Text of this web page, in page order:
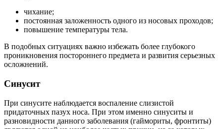
чихание;
постоянная заложенность одного из носовых проходов;
повышение температуры тела.
В подобных ситуациях важно избежать более глубокого
проникновения постороннего предмета и развития серьезных
осложнений.
Синусит
При синусите наблюдается воспаление слизистой
придаточных пазух носа. При этом именно синуситы и
разновидности данного заболевания (гаймориты, фронтиты)